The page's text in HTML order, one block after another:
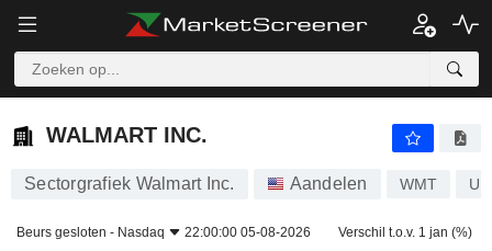
WALMART INC.
WALMART INC.
Sectorgrafiek Walmart Inc. Aandelen WMT
Beurs gesloten - Nasdaq 22:00:00 05-08-2026 Verschil t.o.v. 1 jan (%)